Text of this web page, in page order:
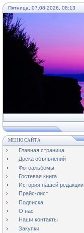
Пятница, 07.08.2026, 08:13
МЕНЮ САЙТА
Главная страница
Доска объявлений
Фотоальбомы
Гостевая книга
История нашей редакции
Прайс-лист
Подписка
О нас
Наши контакты
Закупки